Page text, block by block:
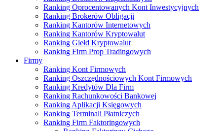
Ranking Oprocentowanych Kont Inwestycyjnych
Ranking Brokerów Obligacji
Ranking Kantorów Internetowych
Ranking Kantorów Kryptowalut
Ranking Giełd Kryptowalut
Ranking Firm Prop Tradingowych
Firmy
Ranking Kont Firmowych
Ranking Oszczędnościowych Kont Firmowych
Ranking Kredytów Dla Firm
Ranking Rachunkowości Bankowej
Ranking Aplikacji Księgowych
Ranking Terminali Płatniczych
Ranking Firm Faktoringowych